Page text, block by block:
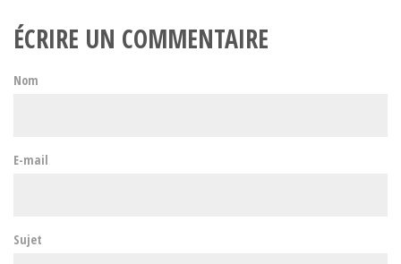
ÉCRIRE UN COMMENTAIRE
Nom
E-mail
Sujet